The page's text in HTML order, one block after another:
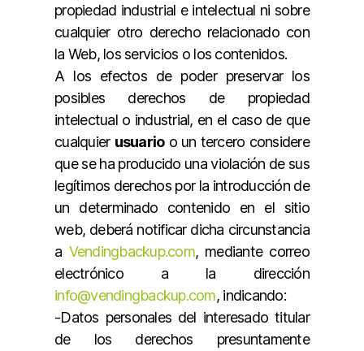
propiedad industrial e intelectual ni sobre
cualquier otro derecho relacionado con
la Web, los servicios o los contenidos.
A los efectos de poder preservar los
posibles derechos de propiedad
intelectual o industrial, en el caso de que
cualquier usuarioo un tercero considere
que se ha producido una violación de sus
legítimos derechos por la introducción de
un determinado contenido en el sitio
web, deberá notificar dicha circunstancia
a Vendingbackup.com, mediante correo
electrónico a la dirección
info@vendingbackup.com, indicando:
-Datos personales del interesado titular
de los derechos presuntamente